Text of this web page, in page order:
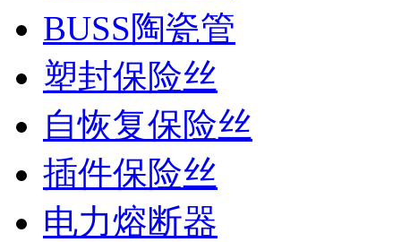
BUSS陶瓷管
塑封保险丝
自恢复保险丝
插件保险丝
电力熔断器